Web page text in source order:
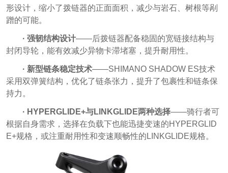
形设计，缩小了拨链器的正面面积，减少与岩石、树根等剐
蹭的可能。
· 强韧结构设计——后拨链器配备稳固的宽链接结构与
封闭导轮，能有效减少异物卡滞堵塞，提升耐用性。
· 新型链条稳定技术——SHIMANO SHADOW ES技术
采用双弹簧结构，优化了链条张力，提升了包裹性和链条保
持力。
· HYPERGLIDE+与LINKGLIDE两种选择——骑行者可
根据自身需求，选择在负载下也能迅捷变速的HYPERGLID
E+规格，或注重耐用性和变速顺畅性的LINKGLIDE规格。